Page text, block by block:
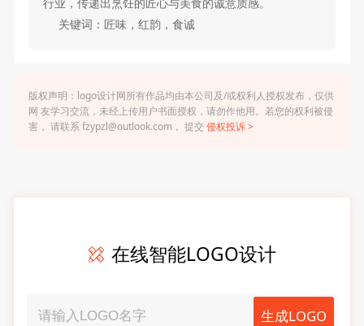
关键词：匠味，红韵，食诚
版权声明：logo设计网所有作品均由本公司及/或权利人授权发布，仅供
网 友学习交流，未经上传用户书面授权，请勿作他用。若您的权利被侵
害， 请联系 fzypzl@outlook.com， 提交 侵权投诉 >
在线智能LOGO设计
生成LOGO